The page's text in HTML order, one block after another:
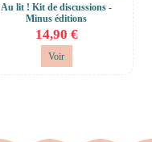
Au lit ! Kit de discussions -
Minus éditions
14,90 €
Voir